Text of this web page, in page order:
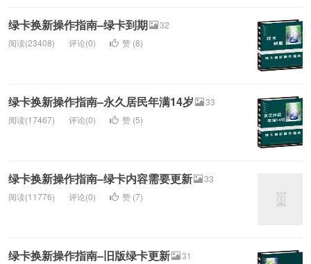
绿卡换新操作指南–绿卡到期
32
阅读(23408)
评论(0) 赞 (8)
绿卡换新操作指南–永久居民年满14岁
33
阅读(17467)
评论(0) 赞 (5)
绿卡换新操作指南–绿卡内容需要更新
33
阅读(11776)
评论(0) 赞 (7)
绿卡换新操作指南–旧版绿卡更新
31